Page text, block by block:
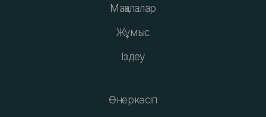
Мақалалар
Жұмыс
Іздеу
Өнеркәсіп